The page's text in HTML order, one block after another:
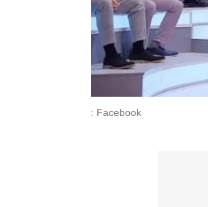
: Facebook